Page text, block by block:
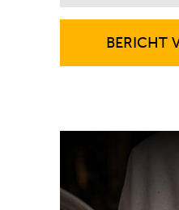
BERICHT